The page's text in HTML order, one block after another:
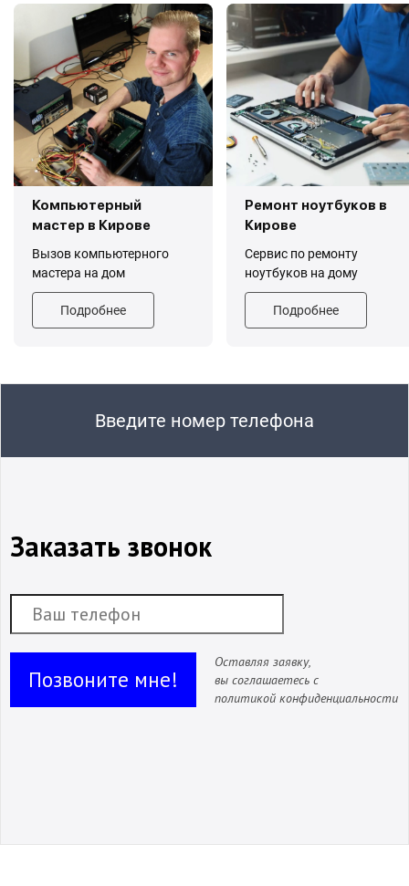
Компьютерный
мастер в Кирове
Вызов компьютерного
мастера на дом
Подробнее
Ремонт ноутбуков в
Кирове
Сервис по ремонту
ноутбуков на дому
Подробнее
Введите номер телефона
Заказать звонок
Позвоните мне!
Оставляя заявку,
вы соглашаетесь с
политикой конфиденциальности